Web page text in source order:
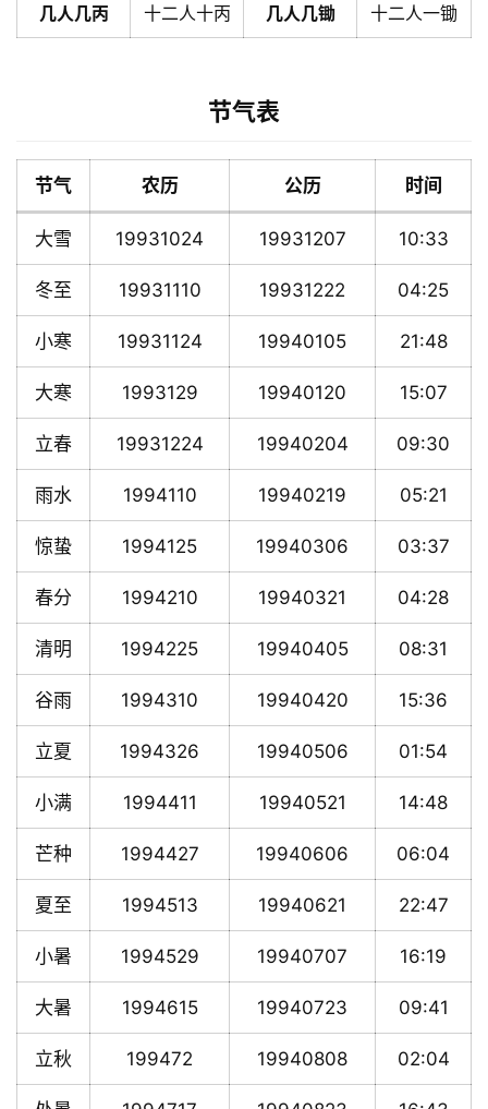
几人几丙 十二人十丙 几人几锄 十二人一锄
节气表
节气 农历 公历 时间
大雪 19931024 19931207 10:33
冬至 19931110 19931222 04:25
小寒 19931124 19940105 21:48
大寒 1993129 19940120 15:07
立春 19931224 19940204 09:30
雨水 1994110 19940219 05:21
惊蛰 1994125 19940306 03:37
春分 1994210 19940321 04:28
清明 1994225 19940405 08:31
谷雨 1994310 19940420 15:36
立夏 1994326 19940506 01:54
小满 1994411 19940521 14:48
芒种 1994427 19940606 06:04
夏至 1994513 19940621 22:47
小暑 1994529 19940707 16:19
大暑 1994615 19940723 09:41
立秋 199472 19940808 02:04